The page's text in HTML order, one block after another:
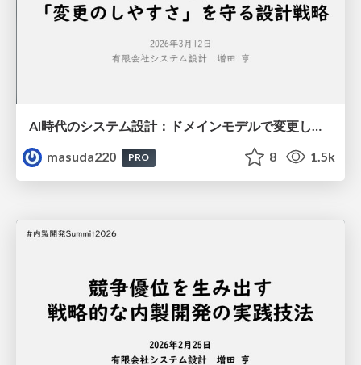
AI時代のシステム設計：ドメインモデルで変更しやすさを守る設計戦略
masuda220
PRO 8 1.5k